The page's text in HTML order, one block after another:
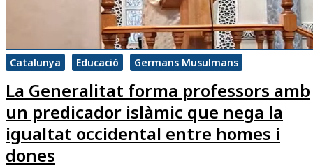
Catalunya Educació Germans Musulmans
La Generalitat forma professors amb
un predicador islàmic que nega la
igualtat occidental entre homes i
dones